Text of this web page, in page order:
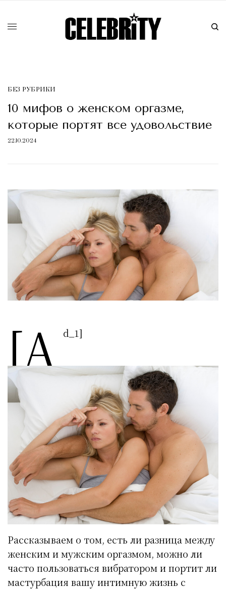
БЕЗ РУБРИКИ
10 мифов о женском оргазме,
которые портят все удовольствие
22.10.2024
[a d_1]
Рассказываем о том, есть ли разница между
женским и мужским оргазмом, можно ли
часто пользоваться вибратором и портит ли
мастурбация вашу интимную жизнь с